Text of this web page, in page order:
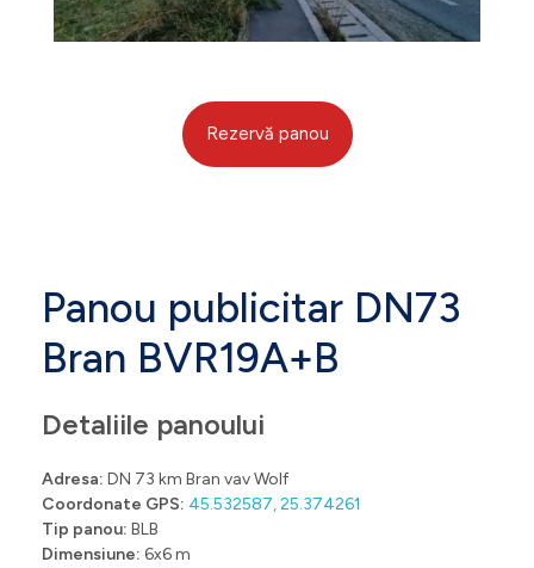
Rezervă panou
Panou publicitar DN73
Bran BVR19A+B
Detaliile panoului
Adresa: DN 73 km Bran vav Wolf
Coordonate GPS: 45.532587, 25.374261
Tip panou: BLB
Dimensiune: 6x6 m